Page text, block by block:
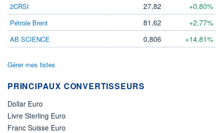
2CRSI 27,82 +0,80%
Pétrole Brent 81,62 +2,77%
AB SCIENCE 0,806 +14,81%
Gérer mes listes
PRINCIPAUX CONVERTISSEURS
Dollar Euro
Livre Sterling Euro
Franc Suisse Euro